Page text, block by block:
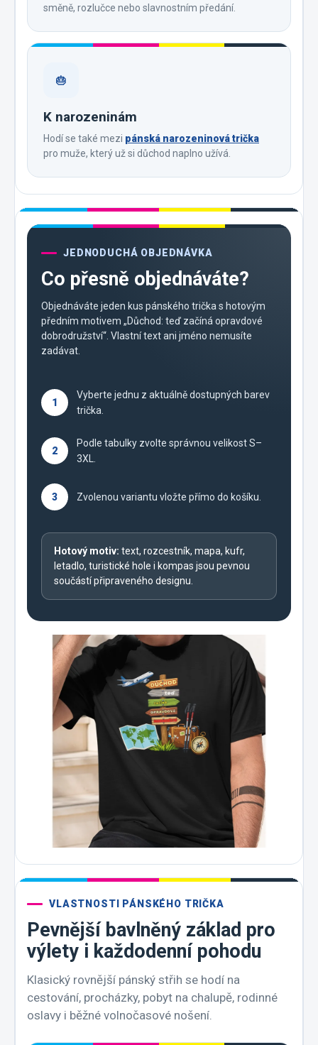
směně, rozlučce nebo slavnostním předání.
🎂
K narozeninám
Hodí se také mezi pánská narozeninová trička
pro muže, který už si důchod naplno užívá.
JEDNODUCHÁ OBJEDNÁVKA
Co přesně objednáváte?
Objednáváte jeden kus pánského trička s hotovým
předním motivem „Důchod: teď začíná opravdové
dobrodružství“. Vlastní text ani jméno nemusíte
zadávat.
1
Vyberte jednu z aktuálně dostupných barev
trička.
2
Podle tabulky zvolte správnou velikost S–
3XL.
3 Zvolenou variantu vložte přímo do košíku.
Hotový motiv: text, rozcestník, mapa, kufr,
letadlo, turistické hole i kompas jsou pevnou
součástí připraveného designu.
VLASTNOSTI PÁNSKÉHO TRIČKA
Pevnější bavlněný základ pro
výlety i každodenní pohodu
Klasický rovnější pánský střih se hodí na
cestování, procházky, pobyt na chalupě, rodinné
oslavy i běžné volnočasové nošení.